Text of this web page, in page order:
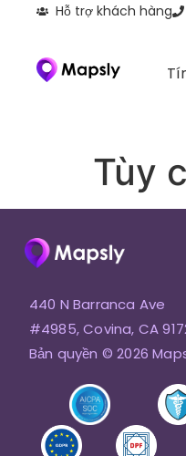
Hỗ trợ khách hàng
Tùy
440 N Barranca Ave
#4985, Covina, CA
Bản quyền © 2026